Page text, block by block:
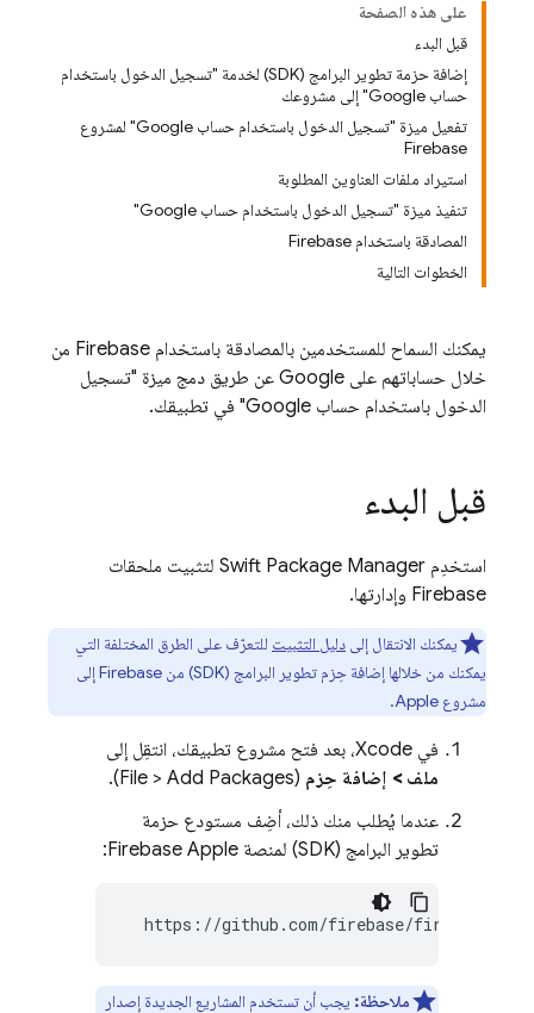
على هذه الصفحة
قبل البدء
إضافة حزمة تطوير البرامج (SDK) لخدمة "تسجيل الدخول باستخدام
حساب Google" إلى مشروعك
تفعيل ميزة "تسجيل الدخول باستخدام حساب Google" لمشروع
Firebase
استيراد ملفات العناوين المطلوبة
تنفيذ ميزة "تسجيل الدخول باستخدام حساب Google"
المصادقة باستخدام Firebase
الخطوات التالية
يمكنك السماح للمستخدمين بالمصادقة باستخدام Firebase من
خلال حساباتهم على Google عن طريق دمج ميزة "تسجيل
الدخول باستخدام حساب Google" في تطبيقك.
قبل البدء
استخدِم Swift Package Manager لتثبيت ملحقات
Firebase وإدارتها.
يمكنك الانتقال إلى دليل التثبيت للتعرّف على الطرق المختلفة التي
يمكنك من خلالها إضافة حِزم تطوير البرامج (SDK) من Firebase إلى
مشروع Apple.
في Xcode، بعد فتح مشروع تطبيقك، انتقِل إلى
ملف > إضافة حِزم (File > Add Packages).
عندما يُطلب منك ذلك، أضِف مستودع حزمة
تطوير البرامج (SDK) لمنصة Firebase Apple:
https://github.com/firebase/firebase-
ملاحظة: يجب أن تستخدم المشاريع الجديدة إصدار